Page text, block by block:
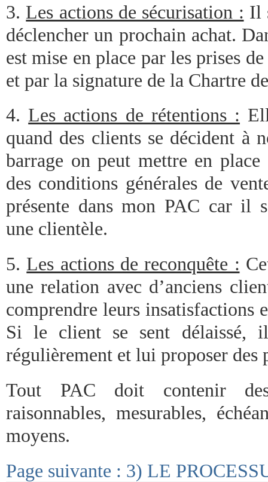
3. Les actions de sécurisation : Il
déclencher un prochain achat.
est mise en place par les prises
et par la signature de la Chartre
4. Les actions de rétentions :
quand des clients se décident à
barrage on peut mettre en
des conditions générales de
présente dans mon PAC car il
une clientèle.
5. Les actions de reconquête :
une relation avec d’anciens
comprendre leurs insatisfactions
Si le client se sent délaissé,
régulièrement et lui proposer des
Tout PAC doit contenir
raisonnables, mesurables,
moyens.
Page suivante : 3) LE